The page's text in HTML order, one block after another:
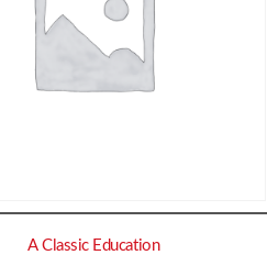
A Classic Education